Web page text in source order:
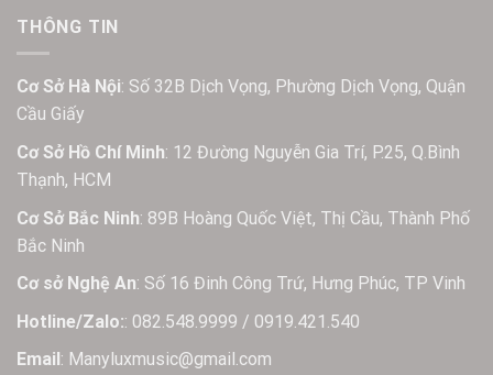
THÔNG TIN
Cơ Sở Hà Nội: Số 32B Dịch Vọng, Phường Dịch Vọng, Quận
Cầu Giấy
Cơ Sở Hồ Chí Minh: 12 Đường Nguyễn Gia Trí, P.25, Q.Bình
Thạnh, HCM
Cơ Sở Bắc Ninh: 89B Hoàng Quốc Việt, Thị Cầu, Thành Phố
Bắc Ninh
Cơ sở Nghệ An: Số 16 Đinh Công Trứ, Hưng Phúc, TP Vinh
Hotline/Zalo:: 082.548.9999 / 0919.421.540
Email : Manyluxmusic@gmail.com